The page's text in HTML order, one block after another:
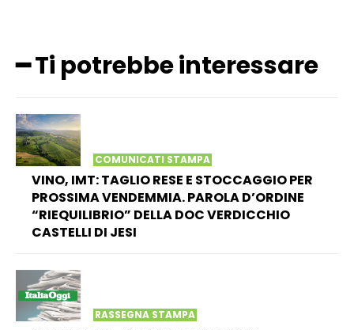
━ Ti potrebbe interessare
COMUNICATI STAMPA
VINO, IMT: TAGLIO RESE E STOCCAGGIO PER
PROSSIMA VENDEMMIA. PAROLA D’ORDINE
“RIEQUILIBRIO” DELLA DOC VERDICCHIO
CASTELLI DI JESI
RASSEGNA STAMPA